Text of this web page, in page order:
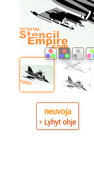
neuvoja
> Lyhyt ohje